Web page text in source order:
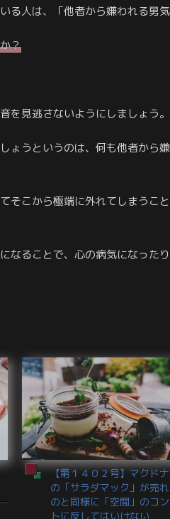
る人は、「他者から嫌われる勇気
？
を見逃さないようにしましょう。
ょうというのは、何も他者から
そこから極端に外れてしまうこ
なることで、心の病気になった
【第１４０２号】マクド
の「サラダマック」が売
のと同様に「空間」のコ
トに反してはいけない